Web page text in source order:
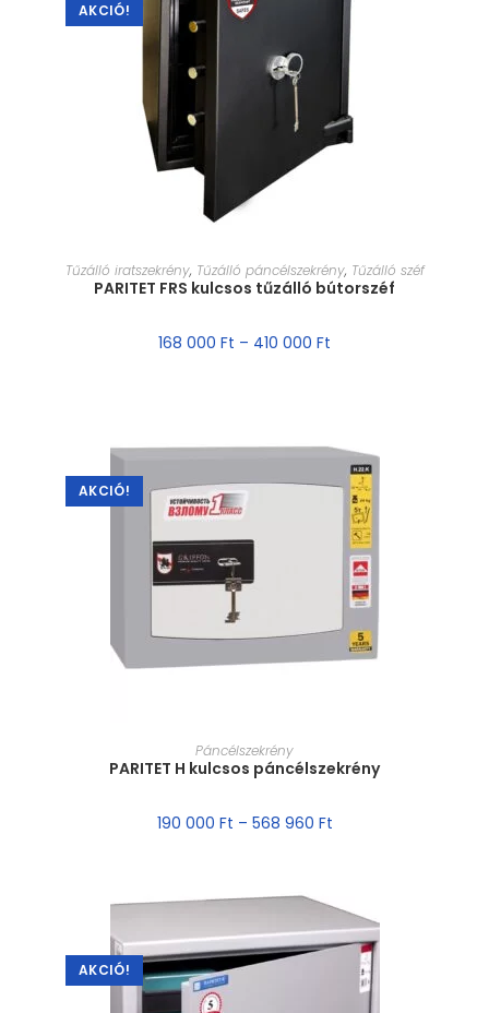
AKCIÓ!
MÉRET VÁLASZTÁSA
Tűzálló iratszekrény, Tűzálló páncélszekrény, Tűzálló széf
PARITET FRS kulcsos tűzálló bútorszéf
168 000 Ft – 410 000 Ft
AKCIÓ!
MÉRET VÁLASZTÁSA
Páncélszekrény
PARITET H kulcsos páncélszekrény
190 000 Ft – 568 960 Ft
AKCIÓ!